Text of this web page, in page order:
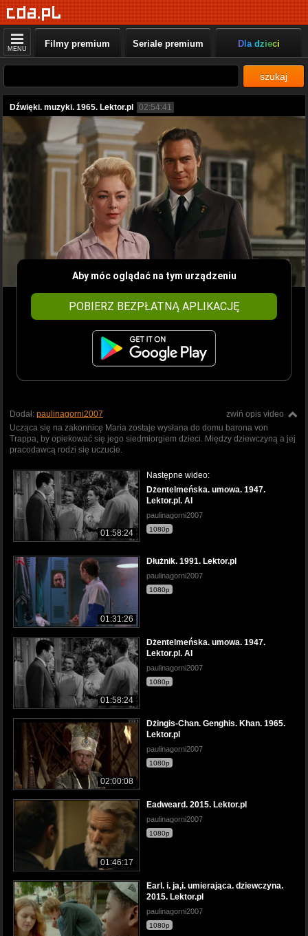
MENU Filmy premium Seriale premium Dla dzieci
szukaj
Dźwięki. muzyki. 1965. Lektor.pl 02:54:41
Aby móc oglądać na tym urządzeniu
POBIERZ BEZPŁATNĄ APLIKACJĘ
zwiń opis video
Dodał: paulinagorni2007
Ucząca się na zakonnicę Maria zostaje wysłana do domu barona von
Trappa, by opiekować się jego siedmiorgiem dzieci. Między dziewczyną a jej
pracodawcą rodzi się uczucie.
01:58:24
Następne wideo:
Dżentelmeńska. umowa. 1947.
Lektor.pl. AI
paulinagorni2007
1080p
01:31:26
Dłużnik. 1991. Lektor.pl
paulinagorni2007
1080p
01:58:24
Dżentelmeńska. umowa. 1947.
Lektor.pl. AI
paulinagorni2007
1080p
02:00:08
Dżingis-Chan. Genghis. Khan. 1965.
Lektor.pl
paulinagorni2007
1080p
01:46:17
Eadweard. 2015. Lektor.pl
paulinagorni2007
1080p
Earl. i. ja,i. umierająca. dziewczyna.
2015. Lektor.pl
paulinagorni2007
1080p